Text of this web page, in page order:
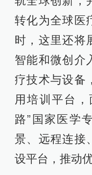
转化为全球医
时，这里还将
智能和微创介
疗技术与设备
用培训平台
路”国家医学
景、远程连接
设平台，推动